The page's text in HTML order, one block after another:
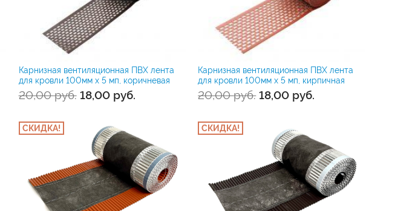
Карнизная вентиляционная ПВХ лента
для кровли 100мм x 5 мп, коричневая
20,00руб. 18,00 руб.
Карнизная вентиляционная ПВХ лента
для кровли 100мм x 5 мп, кирпичная
20,00руб. 18,00 руб.
СКИДКА! СКИДКА!